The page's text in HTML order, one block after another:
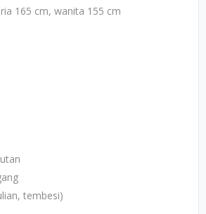
165 cm, wanita 155 cm
tembesi)